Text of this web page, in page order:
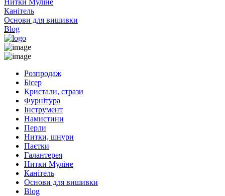
Нитки Муліне
Канітель
Основи для вишивки
Blog
Розпродаж
Бісер
Кристали, стрази
Фурнітура
Інструмент
Намистини
Перли
Нитки, шнури
Паєтки
Галантерея
Нитки Муліне
Канітель
Основи для вишивки
Blog